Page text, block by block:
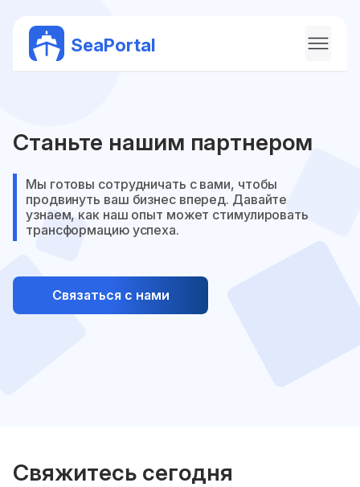
SeaPortal
Станьте нашим партнером
Мы готовы сотрудничать с вами, чтобы
продвинуть ваш бизнес вперед. Давайте
узнаем, как наш опыт может стимулировать
трансформацию успеха.
Связаться с нами
Свяжитесь сегодня